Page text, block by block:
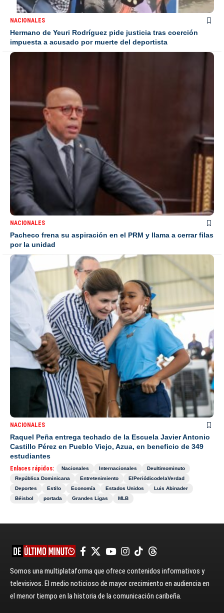
NACIONALES
Hermano de Yeuri Rodríguez pide justicia tras coerción
impuesta a acusado por muerte del deportista
NACIONALES
Pacheco frena su aspiración en el PRM y llama a cerrar filas
por la unidad
NACIONALES
Raquel Peña entrega techado de la Escuela Javier Antonio
Castillo Pérez en Pueblo Viejo, Azua, en beneficio de 349
estudiantes
Enlaces rápidos: Nacionales Internacionales
Deultimominuto
República Dominicana
Entretenimiento
ElPeriódicodelaVerdad
Deportes
Estilo Economía Estados Unidos
Luis Abinader
Béisbol
portada Grandes Ligas MLB
Somos una multiplataforma que ofrece contenidos informativos y
televisivos. El medio noticioso de mayor crecimiento en audiencia en
el menor tiempo en la historia de la comunicación caribeña.